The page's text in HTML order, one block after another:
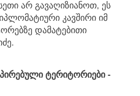
არ გავაღიზიანოთ, ეს
კავშირი იმ
დამატებითი
ტერიტორიები -